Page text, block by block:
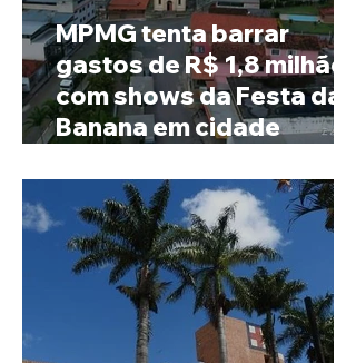
MPMG tenta barrar
gastos de R$ 1,8 milhão
com shows da Festa da
Banana em cidade
4 mil habitantes